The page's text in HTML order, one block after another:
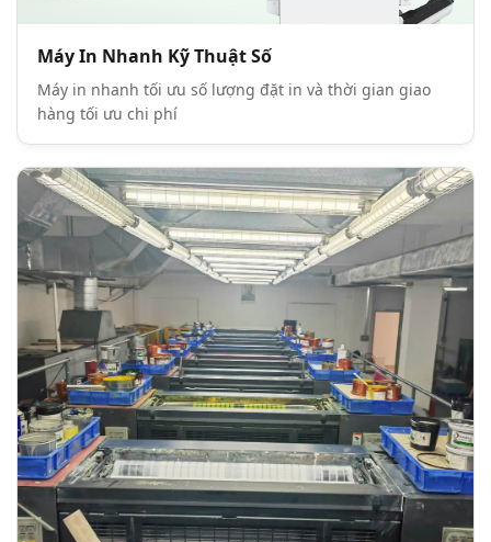
Máy In Nhanh Kỹ Thuật Số
Máy in nhanh tối ưu số lượng đặt in và thời gian giao
hàng tối ưu chi phí